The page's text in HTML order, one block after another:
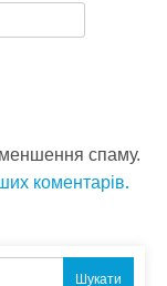
спаму.
коментарів.